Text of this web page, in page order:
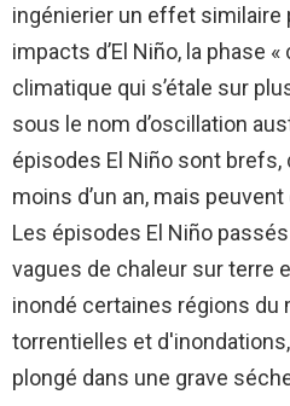
ingénierier un effet similaire
impacts d’El Niño, la phase «
climatique qui s’étale sur
sous le nom d’oscillation
épisodes El Niño sont
moins d’un an, mais
Les épisodes El Niño
vagues de chaleur sur terre
inondé certaines régions du
torrentielles et
plongé dans une grave